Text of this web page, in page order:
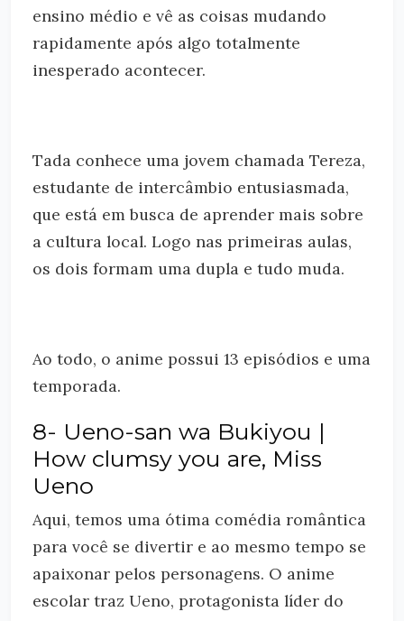
ensino médio e vê as coisas mudando
rapidamente após algo totalmente
inesperado acontecer.
Tada conhece uma jovem chamada Tereza,
estudante de intercâmbio entusiasmada,
que está em busca de aprender mais sobre
a cultura local. Logo nas primeiras aulas,
os dois formam uma dupla e tudo muda.
Ao todo, o anime possui 13 episódios e uma
temporada.
8- Ueno-san wa Bukiyou |
How clumsy you are, Miss
Ueno
Aqui, temos uma ótima comédia romântica
para você se divertir e ao mesmo tempo se
apaixonar pelos personagens. O anime
escolar traz Ueno, protagonista líder do